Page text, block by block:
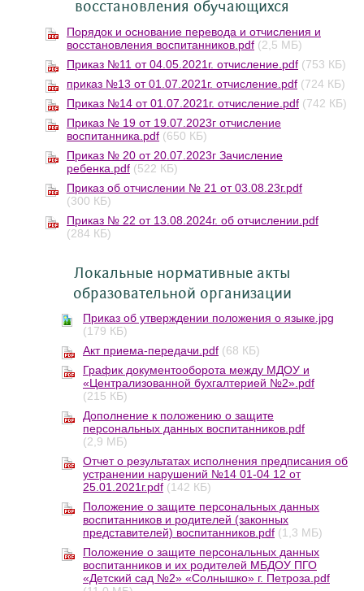
восстановления обучающихся
Порядок и основание перевода и отчисления и
восстановления воспитанников.pdf (2,5 МБ)
Приказ №11 от 04.05.2021г. отчисление.pdf (753 КБ)
приказ №13 от 01.07.2021г. отчисление.pdf (724 КБ)
Приказ №14 от 01.07.2021г. отчисление.pdf (742 КБ)
Приказ № 19 от 19.07.2023г отчисление
воспитанника.pdf (650 КБ)
Приказ № 20 от 20.07.2023г Зачисление
ребенка.pdf (522 КБ)
Приказ об отчислении № 21 от 03.08.23г.pdf
(300 КБ)
Приказ № 22 от 13.08.2024г. об отчислении.pdf
(284 КБ)
Локальные нормативные акты
образовательной организации
Приказ об утверждении положения о языке.jpg
(179 КБ)
Акт приема-передачи.pdf (68 КБ)
График документооборота между МДОУ и
«Централизованной бухгалтерией №2».pdf
(215 КБ)
Дополнение к положению о защите
персональных данных воспитанников.pdf
(2,9 МБ)
Отчет о результатах исполнения предписания об
устранении нарушений №14 01-04 12 от
25.01.2021г.pdf (142 КБ)
Положение о защите персональных данных
воспитанников и родителей (законных
представителей) воспитанников.pdf (1,3 МБ)
Положение о защите персональных данных
воспитанников и их родителей МБДОУ ПГО
«Детский сад №2» «Солнышко» г. Петроза.pdf